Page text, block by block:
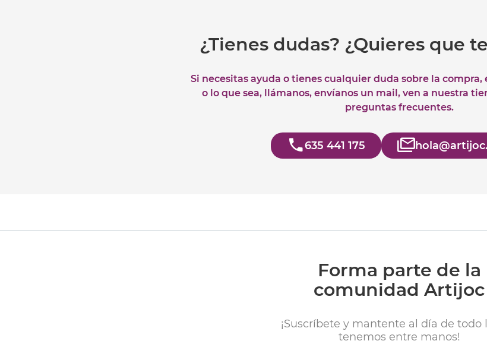
¿Tienes dudas? ¿Quieres que
Si necesitas ayuda o tienes cualquier duda sobre la compra,
o lo que sea, llámanos, envíanos un mail, ven a nuestra
preguntas frecuentes.
635 441 175
Forma parte de la
comunidad Artijoc
¡Suscríbete y mantente al día de todo
tenemos entre manos!